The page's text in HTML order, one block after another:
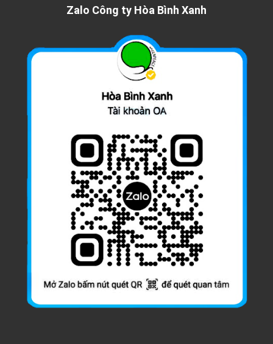
Zalo Công ty Hòa Bình Xanh